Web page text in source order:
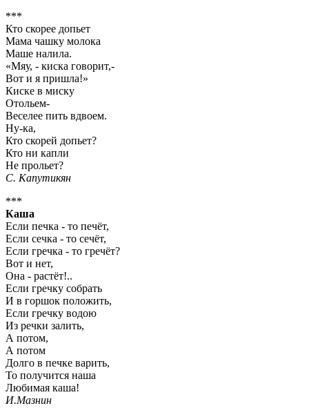
***
Кто скорее допьет
Мама чашку молока
Маше налила.
«Мяу, - киска говорит,-
Вот и я пришла!»
Киске в миску
Отольем-
Веселее пить вдвоем.
Ну-ка,
Кто скорей допьет?
Кто ни капли
Не прольет?
С. Капутикян
***
Каша
Если печка - то печёт,
Если сечка - то сечёт,
Если гречка - то гречёт?
Вот и нет,
Она - растёт!..
Если гречку собрать
И в горшок положить,
Если гречку водою
Из речки залить,
А потом,
А потом
Долго в печке варить,
То получится наша
Любимая каша!
И.Мазнин